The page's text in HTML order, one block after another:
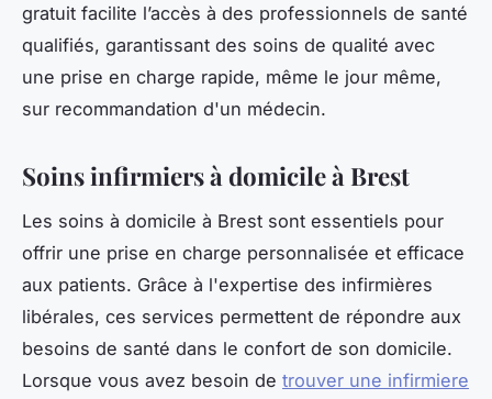
gratuit facilite l’accès à des professionnels de santé
qualifiés, garantissant des soins de qualité avec
une prise en charge rapide, même le jour même,
sur recommandation d'un médecin.
Soins infirmiers à domicile à Brest
Les soins à domicile à Brest sont essentiels pour
offrir une prise en charge personnalisée et efficace
aux patients. Grâce à l'expertise des infirmières
libérales, ces services permettent de répondre aux
besoins de santé dans le confort de son domicile.
Lorsque vous avez besoin de trouver une infirmiere